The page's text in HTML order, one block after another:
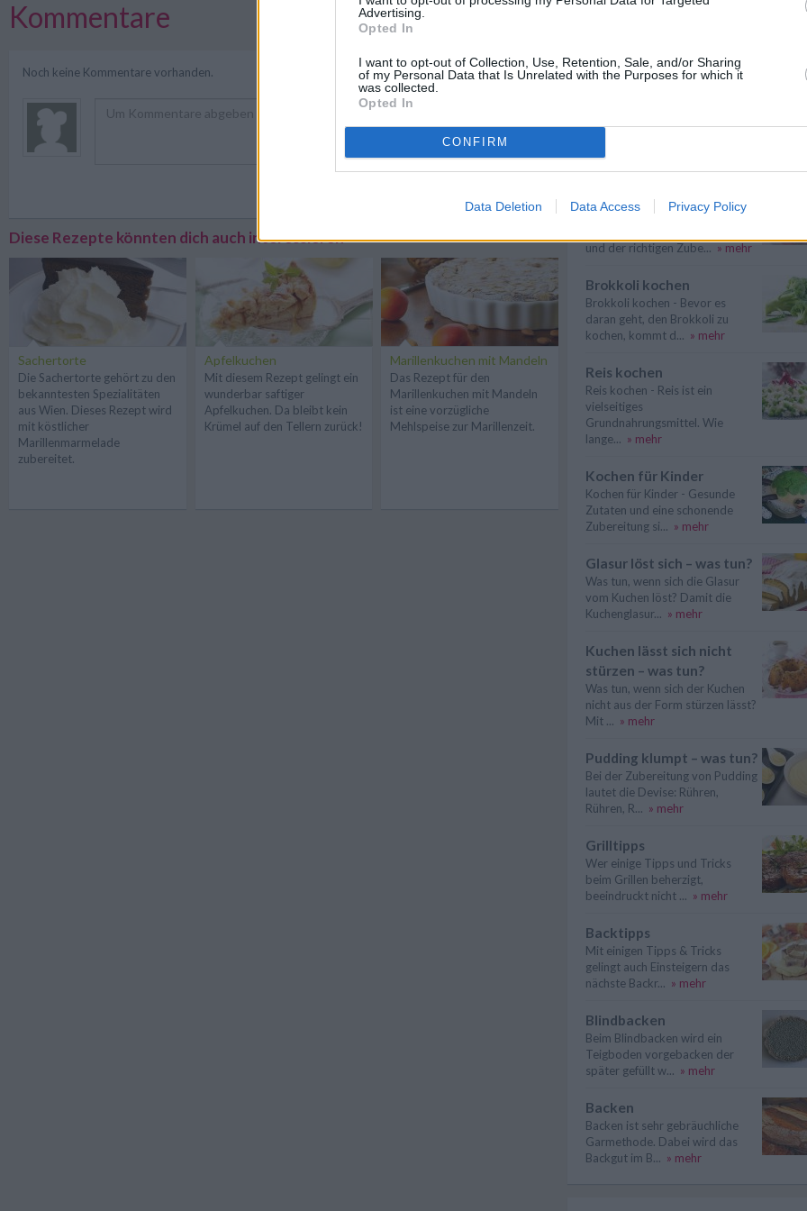
Advertising.
Opted In
I want to opt-out of Collection, Use, Retention, Sale, and/or Sharing
of my Personal Data that Is Unrelated with the Purposes for which it
was collected.
Opted In
CONFIRM
Data Deletion Data Access Privacy Policy
Kommentare
Noch keine Kommentare vorhanden.
Diese Rezepte könnten dich auch interessieren
Sachertorte
Die Sachertorte gehört zu den
bekanntesten Spezialitäten
aus Wien. Dieses Rezept wird
mit köstlicher
Marillenmarmelade
zubereitet.
Apfelkuchen
Mit diesem Rezept gelingt ein
wunderbar saftiger
Apfelkuchen. Da bleibt kein
Krümel auf den Tellern zurück!
Marillenkuchen mit Mandeln
Das Rezept für den
Marillenkuchen mit Mandeln
ist eine vorzügliche
Mehlspeise zur Marillenzeit.
Als Grundlage für Suppen dienen
klare ... » mehr
Gemüse kochen - Gemüse ist
Gemüsesorten und ...
Gesund kochen
Gesund kochen - Mit
und der richtigen Zube... » mehr
Brokkoli kochen
Brokkoli kochen - Bevor es
daran geht, den Brokkoli zu
kochen, kommt d... » mehr
Reis kochen
Reis kochen - Reis ist ein
vielseitiges
Grundnahrungsmittel. Wie
lange... » mehr
Kochen für Kinder
Kochen für Kinder - Gesunde
Zutaten und eine schonende
Zubereitung si... » mehr
Glasur löst sich – was tun?
Was tun, wenn sich die Glasur
vom Kuchen löst? Damit die
Kuchenglasur... » mehr
Kuchen lässt sich nicht
stürzen – was tun?
Was tun, wenn sich der Kuchen
nicht aus der Form stürzen lässt?
Mit ... » mehr
Pudding klumpt – was tun?
Bei der Zubereitung von Pudding
lautet die Devise: Rühren,
Rühren, R... » mehr
Grilltipps
Wer einige Tipps und Tricks
beim Grillen beherzigt,
beeindruckt nicht ... » mehr
Backtipps
Mit einigen Tipps & Tricks
gelingt auch Einsteigern das
nächste Backr... » mehr
Blindbacken
Beim Blindbacken wird ein
Teigboden vorgebacken der
später gefüllt w... » mehr
Backen
Backen ist sehr gebräuchliche
Garmethode. Dabei wird das
Backgut im B... » mehr